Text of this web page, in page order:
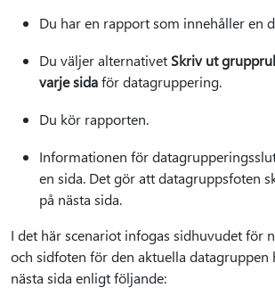
Du har en rapport som innehåller en
Du väljer alternativet Skriv ut
varje sidaför datagruppering.
Du kör rapporten.
Informationen för
en sida. Det gör att datagruppsfoten
på nästa sida.
I det här scenariot infogas sidhuvudet för
och sidfoten för den aktuella datagruppen
nästa sida enligt följande: